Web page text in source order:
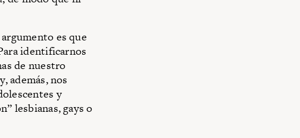
es que
identificarnos
de nuestro
además, nos
y
lesbianas, gays o